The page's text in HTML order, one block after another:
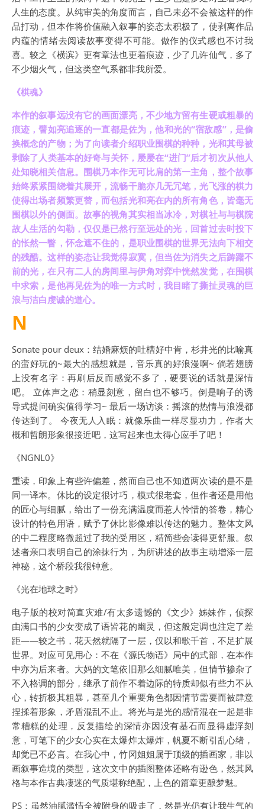
人生的态度。从纯审美的角度而言，自己未必不会被这样的作
品打动，但本作将价值融入叙事的姿态太积极了，使剥离作品
内蕴的情绪去阅读故事变得不可能。做作的仪式感也不讨我
喜。较之《横滨》更有章法也更着痕迹，少了几许仙气，多了
不少烟火气，但这类空气系都非我所爱。
《棋魂》
本作的叙事远没有它的画面漂亮，不少地方留有生硬或粗暴的
痕迹，譬如亮追逐的一直都是佐为，他和光的“宿敌感”，是偷
换概念的产物；为了向读者介绍职业围棋的种种，光和其母被
剥除了人类基本的好奇与关怀，屡屡在“进门”后才初次从他人
处知晓相关信息。围棋乃本作无可比肩的第一主角，整个故事
始终紧紧围绕着其展开，流畅干脆亦几无冗笔，光飞涨的棋力
使得出场者频繁更替，而包括光和亮在内的所有角色，皆毫无
围棋以外的侧面。故事的视角其实相当冰冷，对棋社与与棋院
故人生活的勾勒，仅仅是已然行至远处的光，回首过去时投下
的怅然一瞥，怀念遮不住的，是职业围棋的世界无法向下相交
的残酷。这样的姿态让我觉得寂寞，但当佐为消失之后踌躇不
前的光，在只有二人的房间里与伊角对弈中恍然发觉，在围棋
中求索，是他再见佐为的唯一方式时，我目睹了撕扯灵魂的巨
浪与洁白虔诚的道心。
N
Sonate pour deux：结婚麻烦的吐槽好中肯，杉井光的比喻真
的蛮好玩的~最大的感想就是，音乐真的好浪漫啊~ 倘若翅膀
上没有名字：再刷后反而感觉不多了，硬要说的话就是深情
吧。 立体声之恋：稍显刻意，留白也不够巧。倒是响子的诱
导式提问确实值得学习~ 最后一场访谈：摇滚的热情与浪漫都
传达到了。 今夜无人入眠：就像乐曲一样尽显功力，作者大
概和哲朗形象很接近吧，这写起来也太得心应手了吧！
《NGNL0》
重读，印象上有些许偏差，然而自己也不知道两次读的是不是
同一译本。休比的设定很讨巧，模式很老套，但作者还是用他
的匠心与细腻，给出了一份充满温度而惹人怜惜的答卷，精心
设计的特色用语，赋予了休比影像难以传达的魅力。整体文风
的中二程度略微超过了我的受用区，精简些会读得更舒服。叙
述者亲口表明自己的涂抹行为，为所讲述的故事主动增添一层
神秘，这个桥段我很钟意。
《光在地球之时》
电子版的校对简直灾难/有太多遗憾的《文少》姊妹作，侦探
由满口书的少女变成了语皆花的幽灵，但这般定调也注定了差
距——较之书，花天然就隔了一层，仅以和歌千首，不足扩展
世界。对应可见用心：不在《源氏物语》局中的式部，在本作
中亦为后来者。大妈的文笔依旧那么细腻唯美，但情节掺杂了
不入格调的部分，继承了前作不着边际的特质却似有些力不从
心，转折极其粗暴，甚至几个重要角色都因情节需要而被肆意
捏揉着形象，矛盾混乱不止。将光与是光的感情混在一起是非
常糟糕的处理，反复描绘的深情亦因没有基石而显得虚浮刻
意，可笔下的少女心实在太爆炸太爆炸，帆夏不断引乱心绪，
却觉已不必言。在我心中，竹冈姐姐属于顶级的插画家，非以
画叙事造境的类型，这次文中的插图整体还略有逊色，然其风
格与本作古典凄迷的气质堪称绝配，上色的篇章更酿梦魅。
PS：虽然油腻滥情全被附身的吸走了，然是光仍有让我生气的